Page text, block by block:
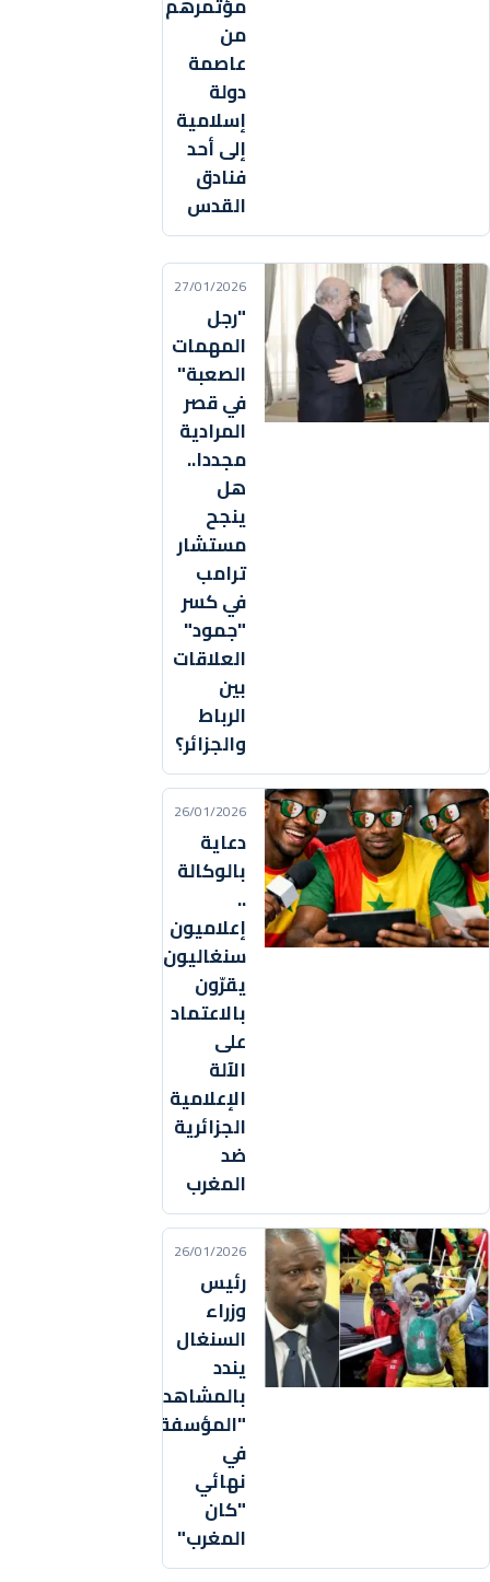
من
عاصمة
دولة
إسلامية
إلى أحد
فنادق
القدس
27/01/2026
"رجل
المهمات
الصعبة"
في قصر
المرادية
مجددا..
هل
ينجح
مستشار
ترامب
في كسر
"جمود"
العلاقات
بين
الرباط
والجزائر؟
26/01/2026
دعاية
بالوكالة
..
إعلاميون
سنغاليون
يقرّون
بالاعتماد
على
الآلة
الإعلامية
الجزائرية
ضد
المغرب
26/01/2026
رئيس
وزراء
السنغال
يندد
بالمشاهد
"المؤسفة"
في
نهائي
"كان
المغرب"